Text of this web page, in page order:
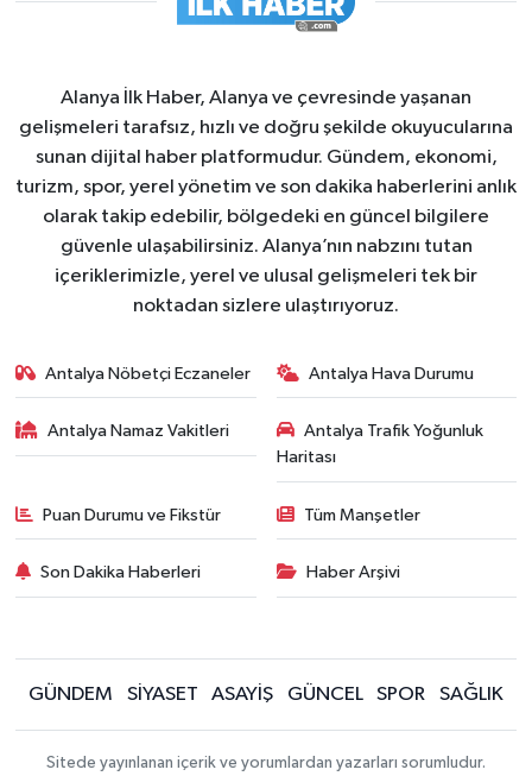
Alanya İlk Haber, Alanya ve çevresinde yaşanan
gelişmeleri tarafsız, hızlı ve doğru şekilde okuyucularına
sunan dijital haber platformudur. Gündem, ekonomi,
turizm, spor, yerel yönetim ve son dakika haberlerini anlık
olarak takip edebilir, bölgedeki en güncel bilgilere
güvenle ulaşabilirsiniz. Alanya’nın nabzını tutan
içeriklerimizle, yerel ve ulusal gelişmeleri tek bir
noktadan sizlere ulaştırıyoruz.
Antalya Nöbetçi Eczaneler Antalya Hava Durumu
Antalya Namaz Vakitleri
Antalya Trafik Yoğunluk
Haritası
Puan Durumu ve Fikstür Tüm Manşetler
Son Dakika Haberleri Haber Arşivi
GÜNDEM SİYASET ASAYİŞ GÜNCEL SPOR SAĞLIK
Sitede yayınlanan içerik ve yorumlardan yazarları sorumludur.